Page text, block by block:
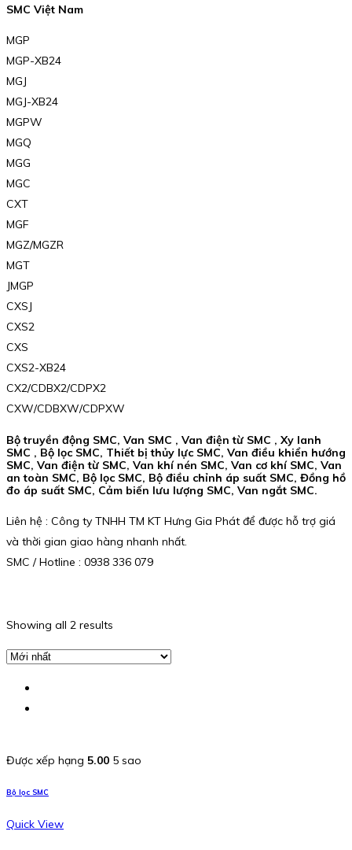
SMC Việt Nam
MGP
MGP-XB24
MGJ
MGJ-XB24
MGPW
MGQ
MGG
MGC
CXT
MGF
MGZ/MGZR
MGT
JMGP
CXSJ
CXS2
CXS
CXS2-XB24
CX2/CDBX2/CDPX2
CXW/CDBXW/CDPXW
Bộ truyền động SMC, Van SMC , Van điện từ SMC , Xy lanh
SMC , Bộ lọc SMC, Thiết bị thủy lực SMC, Van điều khiển hướng
SMC, Van điện từ SMC, Van khí nén SMC, Van cơ khí SMC, Van
an toàn SMC, Bộ lọc SMC, Bộ điều chỉnh áp suất SMC, Đồng hồ
đo áp suất SMC, Cảm biến lưu lượng SMC, Van ngắt SMC.
Liên hệ : Công ty TNHH TM KT Hưng Gia Phát để được hỗ trợ giá
và thời gian giao hàng nhanh nhất.
SMC / Hotline : 0938 336 079
Showing all 2 results
Được xếp hạng 5.00 5 sao
Bộ lọc SMC
Quick View